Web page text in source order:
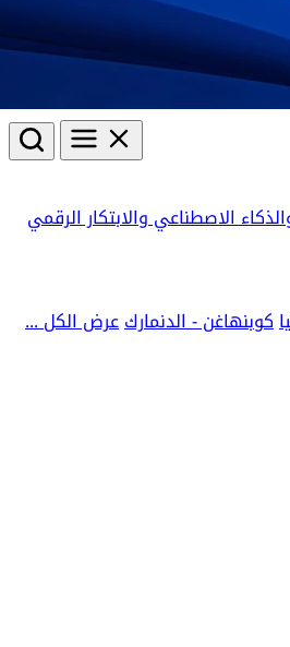
الاصطناعي والابتكار الرقمي
كوبنهاغن - الدنماركعرض الكل ...